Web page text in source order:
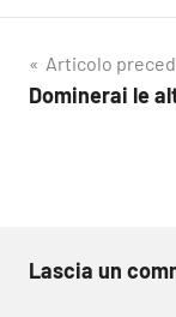
articoli
Articolo
Dominerai le
Lascia un